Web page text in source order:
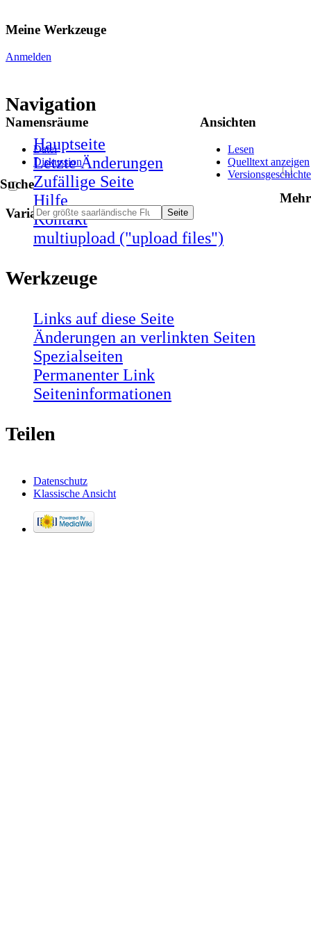
Meine Werkzeuge
Anmelden
Namensräume
Datei
Diskussion
Varianten
Ansichten
Lesen
Quelltext anzeigen
Versionsgeschichte
Mehr
Suche
Navigation
Hauptseite
Letzte Änderungen
Zufällige Seite
Hilfe
Kontakt
multiupload ("upload files")
Werkzeuge
Links auf diese Seite
Änderungen an verlinkten Seiten
Spezialseiten
Permanenter Link
Seiten­informationen
Teilen
Datenschutz
Klassische Ansicht